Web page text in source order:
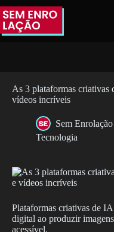
Pular
para
conteúdo
As 3 plataformas criativas
vídeos incríveis
Sem Enrolação
Tecnologia
Plataformas criativas de
digital ao produzir
acessível.